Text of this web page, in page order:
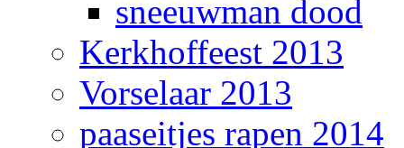
sneeuwman dood
Kerkhoffeest 2013
Vorselaar 2013
paaseitjes rapen 2014